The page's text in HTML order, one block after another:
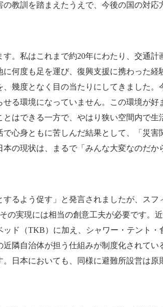
教訓を踏まえたうえで、今後の国の対
。私はこれまで約20年にわたり、交通
何度も足を運び、復興支援に携わった
幾度となく目の当たりにしてきました
る環境になっていません。この環境が
はできる一方で、やはり狭い空間内で
心身ともに苦しんだ結果として、「災
の現状は、まるで「みんな大変なのだ
るよう促す」と発言されましたが、スフ
の実現には相当の創意工夫が必要です。
ド（TKB）に加え、シャワー・テント・
隣自治体が担う仕組みが制度化されて
日本においても、同様に避難所設営は